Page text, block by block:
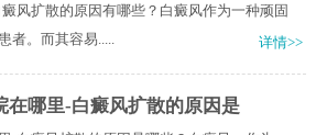
风扩散的原因有哪些？白癜风作为一种顽固
者。而其容易.....
详情>>
在哪里-白癜风扩散的原因是